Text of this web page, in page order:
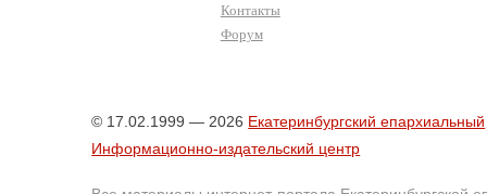
Контакты
Форум
© 17.02.1999 — 2026 Екатеринбургский епархиальный
Информационно-издательский центр